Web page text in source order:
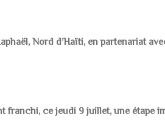
Nord d’Haïti, en partenariat
franchi, ce jeudi 9 juillet, une étape